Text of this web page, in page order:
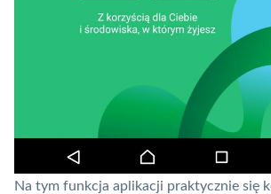
Na tym funkcja aplikacji praktycznie się